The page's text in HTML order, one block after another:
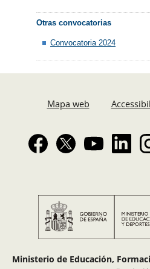
Otras convocatorias
Convocatoria 2024
Mapa web
Ministerio de Educación,